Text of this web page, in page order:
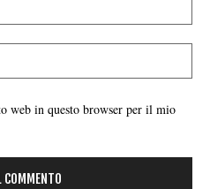
web in questo browser per il mio